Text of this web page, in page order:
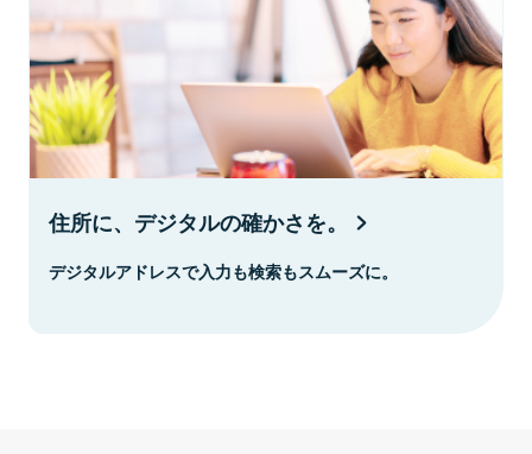
住所に、デジタルの確かさを。
デジタルアドレスで入力も検索もスムーズに。